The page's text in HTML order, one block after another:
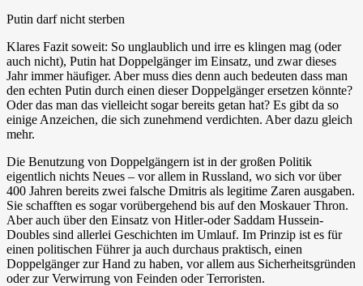
Putin darf nicht sterben
Klares Fazit soweit: So unglaublich und irre es klingen mag (oder
auch nicht), Putin hat Doppelgänger im Einsatz, und zwar dieses
Jahr immer häufiger. Aber muss dies denn auch bedeuten dass man
den echten Putin durch einen dieser Doppelgänger ersetzen könnte?
Oder das man das vielleicht sogar bereits getan hat? Es gibt da so
einige Anzeichen, die sich zunehmend verdichten. Aber dazu gleich
mehr.
Die Benutzung von Doppelgängern ist in der großen Politik
eigentlich nichts Neues – vor allem in Russland, wo sich vor über
400 Jahren bereits zwei falsche Dmitris als legitime Zaren ausgaben.
Sie schafften es sogar vorübergehend bis auf den Moskauer Thron.
Aber auch über den Einsatz von Hitler-oder Saddam Hussein-
Doubles sind allerlei Geschichten im Umlauf. Im Prinzip ist es für
einen politischen Führer ja auch durchaus praktisch, einen
Doppelgänger zur Hand zu haben, vor allem aus Sicherheitsgründen
oder zur Verwirrung von Feinden oder Terroristen.